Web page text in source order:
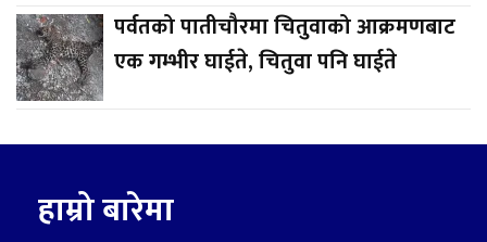
पर्वतको पातीचौरमा चितुवाको आक्रमणबाट
एक गम्भीर घाईते, चितुवा पनि घाईते
हाम्रो बारेमा